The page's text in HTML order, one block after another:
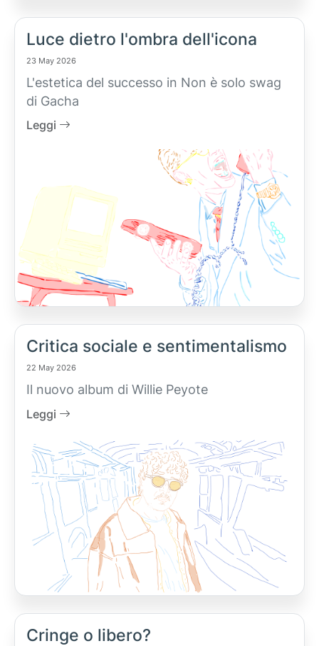
Luce dietro l'ombra dell'icona
23 May 2026
L'estetica del successo in Non è solo swag
di Gacha
Leggi
Critica sociale e sentimentalismo
22 May 2026
Il nuovo album di Willie Peyote
Leggi
Cringe o libero?